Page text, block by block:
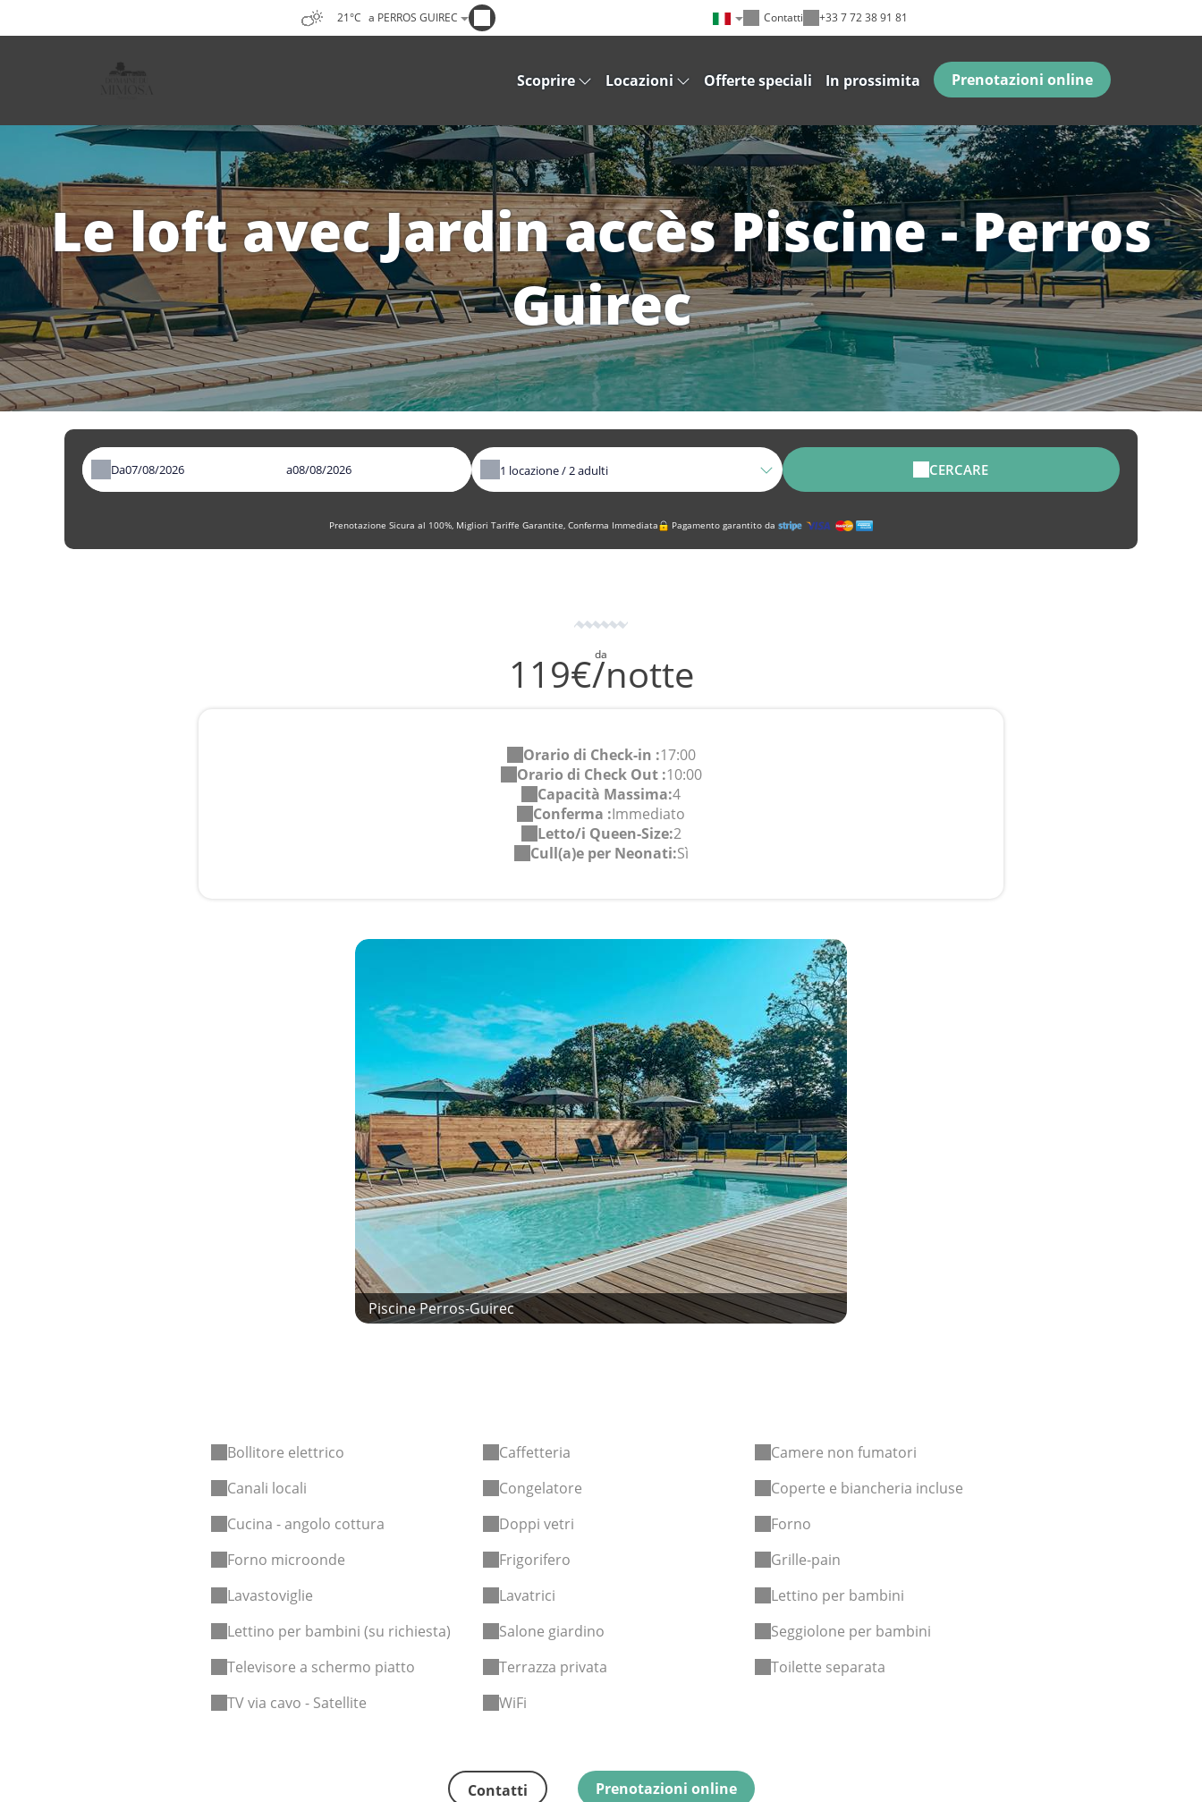
21°C a PERROS GUIREC Contatti +33 7 72 38 91 81
Scoprire Locazioni Offerte speciali In prossimita Prenotazioni online
Le loft avec Jardin accès Piscine - Perros
Guirec
Da a 1 locazione /2adulti CERCARE
Prenotazione Sicura al 100%, Migliori Tariffe Garantite, Conferma Immediata Pagamento garantito da
da
119€/notte
Orario di Check-in :17:00
Orario di Check Out :10:00
Capacità Massima:4
Conferma :Immediato
Letto/i Queen-Size:2
Cull(a)e per Neonati:Sì
Piscine Perros-Guirec
Bollitore elettrico Caffetteria
Camere non fumatori
Canali locali
Congelatore
Coperte e biancheria incluse
Cucina - angolo cottura
Doppi vetri
Forno
Forno microonde
Frigorifero
Grille-pain
Lavastoviglie
Lavatrici
Lettino per bambini
Lettino per bambini (su richiesta)
Salone giardino
Seggiolone per bambini
Televisore a schermo piatto
Terrazza privata
Toilette separata
TV via cavo - Satellite
WiFi
Contatti Prenotazioni online